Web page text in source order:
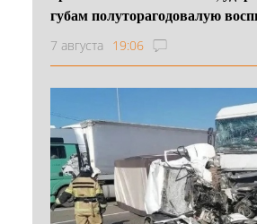
губам полуторагодовалую
7 августа 19:06